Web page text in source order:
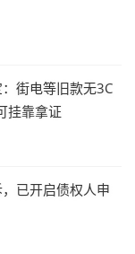
街电等旧款无3C
挂靠拿证
已开启债权人申